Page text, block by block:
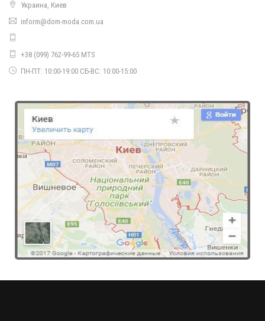
Вязаная модная шапка
450.00грн.
Украина, Киев
inform@dom-moda.com.ua
+38 (099) 762-99-65 MTS
ПН-ПТ: 10:00-19:00 СБ-ВС: 10:00-15:00